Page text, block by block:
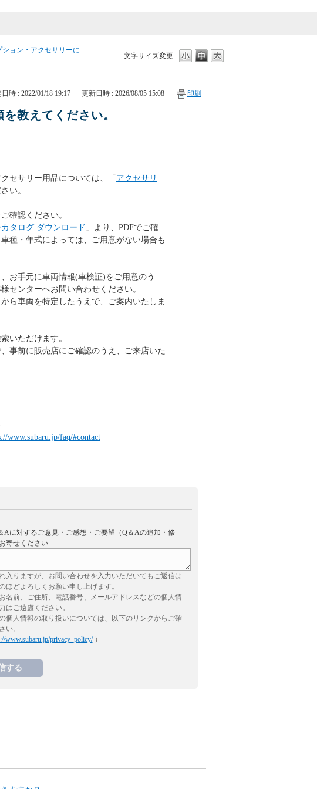
文字サイズ変更
ション・アクセサリーに
時 : 2022/01/18 19:17 更新日時 : 2026/08/05 15:08 印刷
教えてください。
セサリー用品については、「 アクセサリ
い。
確認ください。
タログ ダウンロード 」より、PDFでご確
種・年式によっては、ご用意がない場合も
お手元に車両情報(車検証)をご用意のう
センターへお問い合わせください。
ら車両を特定したうえで、ご案内いたしま
いただけます。
事前に販売店にご確認のうえ、ご来店いた
www.subaru.jp/faq/#contact
Aに対するご意見・ご感想・ご要望（Q＆Aの追加・修
寄せください
入りますが、お問い合わせを入力いただいてもご返信は
ほどよろしくお願い申し上げます。
名前、ご住所、電話番号、メールアドレスなどの個人情
はご遠慮ください。
個人情報の取り扱いについては、以下のリンクからご確
い。
www.subaru.jp/privacy_policy/）